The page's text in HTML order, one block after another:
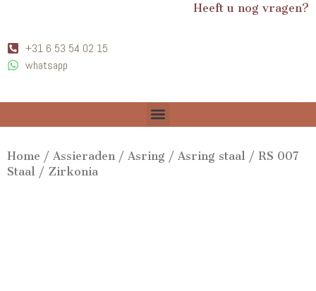
Heeft u nog vragen?
+31 6 53 54 02 15
whatsapp
Home / Assieraden / Asring / Asring staal / RS 007
Staal / Zirkonia